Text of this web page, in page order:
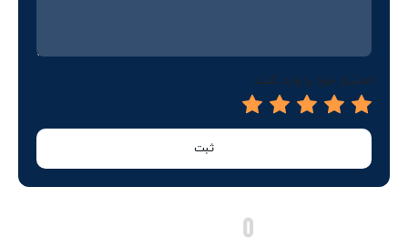
امتیاز خود را وارد کنید
ثبت